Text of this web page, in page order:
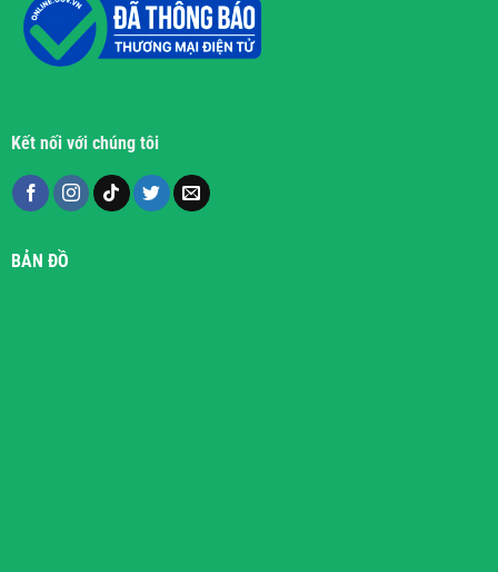
Kết nối với chúng tôi
BẢN ĐỒ